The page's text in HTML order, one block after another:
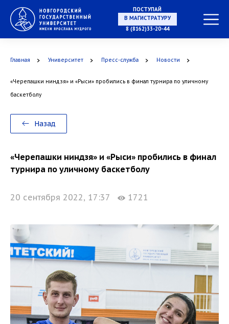
ПОСТУПАЙ
В МАГИСТРАТУРУ
В АСПИРАНТУРУ
8 (8162)33-20-44
Главная Университет Пресс-служба Новости
«Черепашки ниндзя» и «Рыси» пробились в финал турнира по уличному
баскетболу
Назад
«Черепашки ниндзя» и «Рыси» пробились в финал
турнира по уличному баскетболу
20 сентября 2022, 17:37 1721